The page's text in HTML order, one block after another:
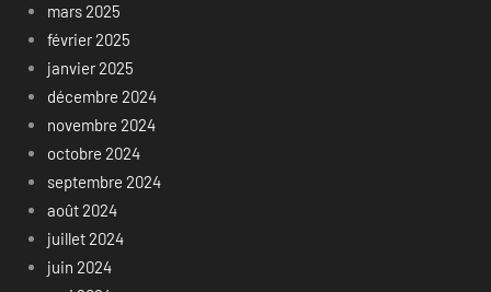
mars 2025
février 2025
janvier 2025
décembre 2024
novembre 2024
octobre 2024
septembre 2024
août 2024
juillet 2024
juin 2024